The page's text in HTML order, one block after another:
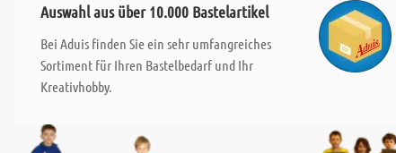
Auswahl aus über 10.000 Bastelartikel
Bei Aduis finden Sie ein sehr umfangreiches
Sortiment für Ihren Bastelbedarf und Ihr
Kreativhobby.